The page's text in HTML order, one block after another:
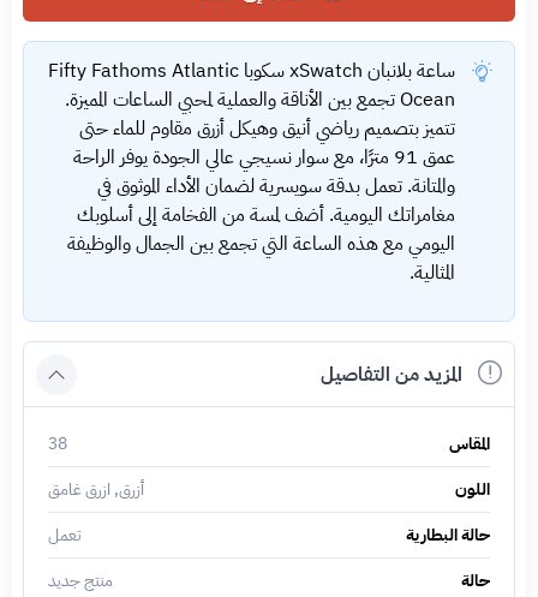
ساعة بلانبان xSwatch سكوبا Fifty Fathoms Atlantic
Ocean تجمع بين الأناقة والعملية لمحبي الساعات المميزة.
تتميز بتصميم رياضي أنيق وهيكل أزرق مقاوم للماء حتى
عمق 91 مترًا، مع سوار نسيجي عالي الجودة يوفر الراحة
والمتانة. تعمل بدقة سويسرية لضمان الأداء الموثوق في
مغامراتك اليومية. أضف لمسة من الفخامة إلى أسلوبك
اليومي مع هذه الساعة التي تجمع بين الجمال والوظيفة
المثالية.
المزيد من التفاصيل
المقاس
38
اللون
أزرق, ازرق غامق
حالة البطارية
تعمل
حالة
منتج جديد